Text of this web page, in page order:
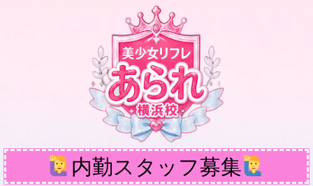
内勤スタッフ募集